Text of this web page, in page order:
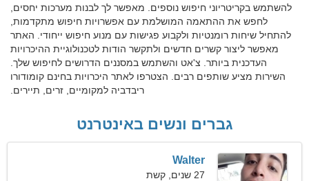
להשתמש בקריטריוני חיפוש נוספים. מאפשר לך לבנות מערכות יחסים,
לחפש את ההתאמה המושלמת עם אפשרויות חיפוש מתקדמות,
להתחיל שיחות רומנטיות ולקבוע פגישות עם מנוע חיפוש ייחודי. האתר
מאפשר ליצור קשרים חדשים ולתקשר הודות לטכנולוגיית ההיכרויות
העדכנית ביותר. צ'אט והשתמש במסננים הדרושים לחיפוש שלך.
השירות מציע שותפים רבים. הצטרפו לאתר היכרויות בחינם קומודורו
ריבדביה למקומיים, זרים, תיירים.
גברים ונשים באינטרנט
Walter
27 שנים, קשת